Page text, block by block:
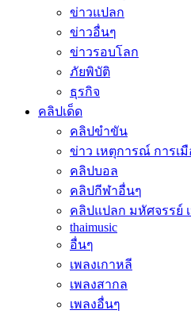
ข่าวแปลก
ข่าวอื่นๆ
ข่าวรอบโลก
ภัยพิบัติ
ธุรกิจ
คลิปเด็ด
คลิปขำขัน
ข่าว เหตุการณ์ การเมื
คลิปบอล
คลิปกีฬาอื่นๆ
คลิปแปลก มหัศจรรย์
thaimusic
อื่นๆ
เพลงเกาหลี
เพลงสากล
เพลงอื่นๆ